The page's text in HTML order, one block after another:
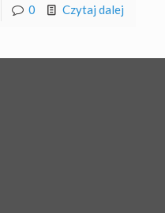
0 Czytaj dalej